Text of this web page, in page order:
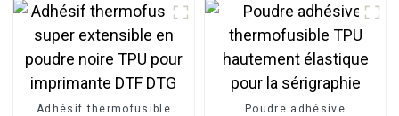
Adhésif thermofusible
Poudre adhésive